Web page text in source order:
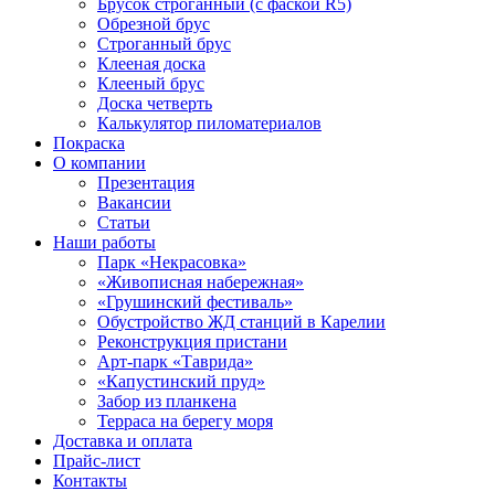
Брусок строганный (с фаской R5)
Обрезной брус
Строганный брус
Клееная доска
Клееный брус
Доска четверть
Калькулятор пиломатериалов
Покраска
О компании
Презентация
Вакансии
Статьи
Наши работы
Парк «Некрасовка»
«Живописная набережная»
«Грушинский фестиваль»
Обустройство ЖД станций в Карелии
Реконструкция пристани
Арт-парк «Таврида»
«Капустинский пруд»
Забор из планкена
Терраса на берегу моря
Доставка и оплата
Прайс-лист
Контакты